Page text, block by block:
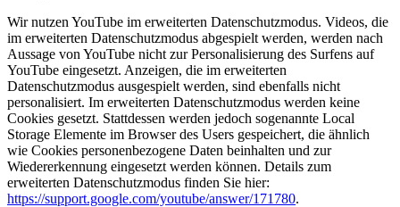
Wir nutzen YouTube im erweiterten Datenschutzmodus. Videos, die
im erweiterten Datenschutzmodus abgespielt werden, werden nach
Aussage von YouTube nicht zur Personalisierung des Surfens auf
YouTube eingesetzt. Anzeigen, die im erweiterten
Datenschutzmodus ausgespielt werden, sind ebenfalls nicht
personalisiert. Im erweiterten Datenschutzmodus werden keine
Cookies gesetzt. Stattdessen werden jedoch sogenannte Local
Storage Elemente im Browser des Users gespeichert, die ähnlich
wie Cookies personenbezogene Daten beinhalten und zur
Wiedererkennung eingesetzt werden können. Details zum
erweiterten Datenschutzmodus finden Sie hier:
https://support.google.com/youtube/answer/171780.